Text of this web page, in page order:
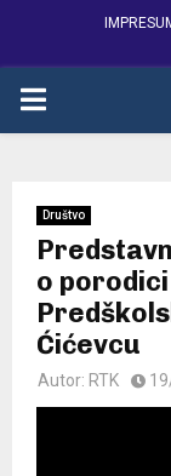
PRIMARY
Društvo
o
Ćićevcu
Autor: RTK